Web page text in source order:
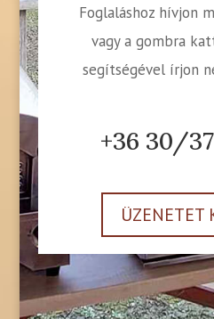
Foglaláshoz hívjon
vagy a gombra
segítségével írjon
+36 30/
ÜZENETET